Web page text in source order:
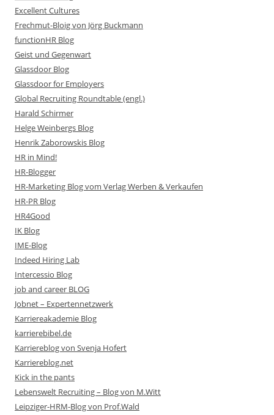
Excellent Cultures
Frechmut-Bloig von Jörg Buckmann
functionHR Blog
Geist und Gegenwart
Glassdoor Blog
Glassdoor for Employers
Global Recruiting Roundtable (engl.)
Harald Schirmer
Helge Weinbergs Blog
Henrik Zaborowskis Blog
HR in Mind!
HR-Blogger
HR-Marketing Blog vom Verlag Werben & Verkaufen
HR-PR Blog
HR4Good
IK Blog
IME-Blog
Indeed Hiring Lab
Intercessio Blog
job and career BLOG
Jobnet – Expertennetzwerk
Karriereakademie Blog
karrierebibel.de
Karriereblog von Svenja Hofert
Karriereblog.net
Kick in the pants
Lebenswelt Recruiting – Blog von M.Witt
Leipziger-HRM-Blog von Prof.Wald